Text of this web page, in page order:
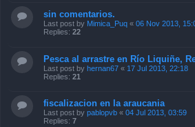
sin comentarios.
Last post by Mimica_Puq « 06 Nov 2013,
Replies: 22
Pesca al arrastre en Río Liquiñe,
Last post by hernan67 « 17 Jul 2013, 22:18
Replies: 21
fiscalizacion en la araucania
Last post by pablopvb « 04 Jul 2013, 03:59
Replies: 7